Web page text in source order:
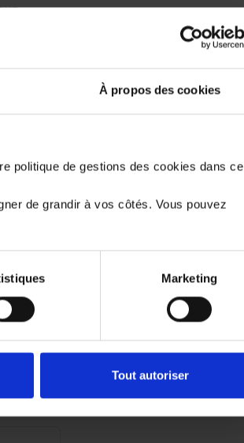
À propos des cookies
politique de gestions des cookies dans ce
de grandir à vos côtés. Vous pouvez
Marketing
Tout autoriser